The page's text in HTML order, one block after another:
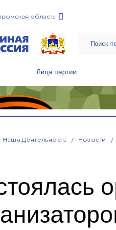
область
Лица партии
Наша Деятельность Новости